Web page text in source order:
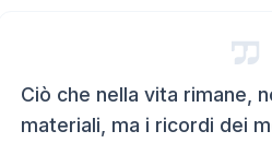
Ciò che nella vita rimane,
materiali, ma i ricordi dei